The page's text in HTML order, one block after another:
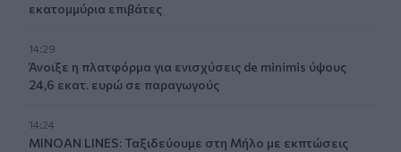
εκατομμύρια επιβάτες
14:29
Άνοιξε η πλατφόρμα για ενισχύσεις de minimis ύψους
24,6 εκατ. ευρώ σε παραγωγούς
14:24
MINOAN LINES: Ταξιδεύουμε στη Μήλο με εκπτώσεις